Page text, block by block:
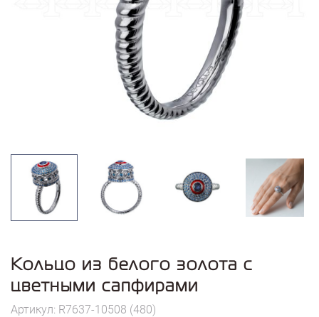
Кольцо из белого золота с
цветными сапфирами
Артикул: R7637-10508 (480)